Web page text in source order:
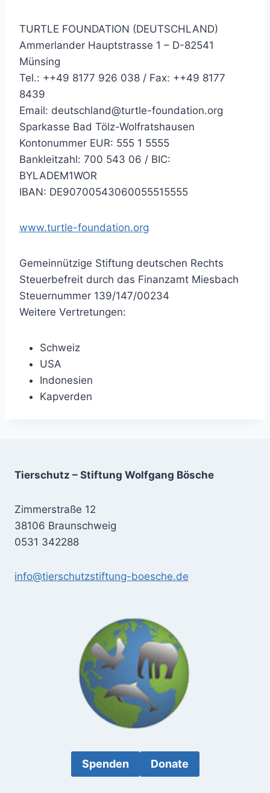
TURTLE FOUNDATION (DEUTSCHLAND)
Ammerlander Hauptstrasse 1 – D-82541
Münsing
Tel.: ++49 8177 926 038 / Fax: ++49 8177
8439
Email: deutschland@turtle-foundation.org
Sparkasse Bad Tölz-Wolfratshausen
Kontonummer EUR: 555 1 5555
Bankleitzahl: 700 543 06 / BIC:
BYLADEM1WOR
IBAN: DE90700543060055515555
www.turtle-foundation.org
Gemeinnützige Stiftung deutschen Rechts
Steuerbefreit durch das Finanzamt Miesbach
Steuernummer 139/147/00234
Weitere Vertretungen:
Schweiz
USA
Indonesien
Kapverden
Tierschutz – Stiftung Wolfgang Bösche
Zimmerstraße 12
38106 Braunschweig
0531 342288
info@tierschutzstiftung-boesche.de
Spenden Donate